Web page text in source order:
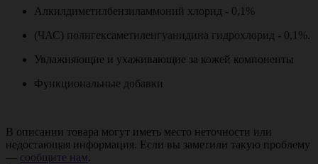
Алкилдиметилбензиламмоний хлорид - 0,1%
(ЧАС) полигексаметиленгуанидина гидрохлорид - 0,1%.
Увлажняющие и ухаживающие за кожей компоненты
Функциональные добавки
В описании товара могут иметь место неточности или
недостающая информация. Если вы заметили такую проблему
— сообщите нам.